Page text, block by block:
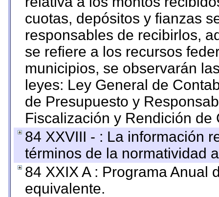
cuotas, depósitos y fianzas
responsables de recibirlos,
se refiere a los recursos
municipios, se observarán
leyes: Ley General de
de Presupuesto y
Fiscalización y Rendición
84 XXVIII - : La información
términos de la normatividad
84 XXIX A : Programa Anual
equivalente.